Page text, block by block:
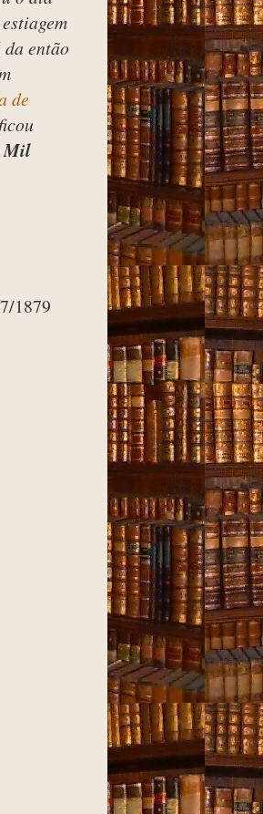
então
de
Mil
1879